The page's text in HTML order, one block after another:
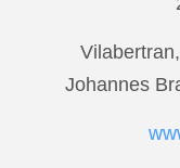
Johannes